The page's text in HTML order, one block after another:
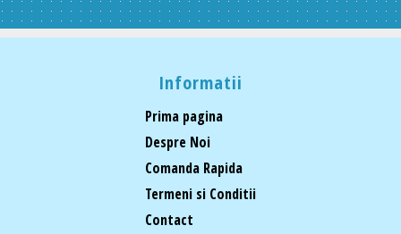
Informatii
Prima pagina
Despre Noi
Comanda Rapida
Termeni si Conditii
Contact